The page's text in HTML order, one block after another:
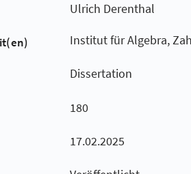
Ulrich Derenthal
Institut für Algebra,
Dissertation
180
17.02.2025